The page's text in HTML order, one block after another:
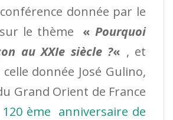
conférence donnée par le
le thème
«Pourquoi
au XXIe siècle ?« , et
donnée José Gulino,
Grand Orient de France
120 ème anniversaire de